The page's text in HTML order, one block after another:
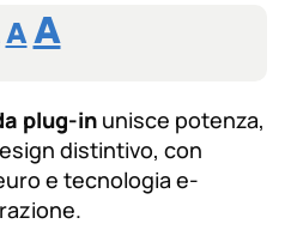
Reducir
A Restablecer
tamaño
de
fuente
AAumentar
de
fuente.
plug-in unisce potenza,
distintivo, con
e tecnologia e-